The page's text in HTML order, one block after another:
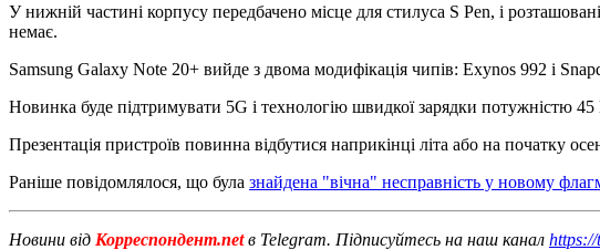
У нижній частині корпусу передбачено місце для стилуса S Pen, і
немає.
Samsung Galaxy Note 20+ вийде з двома модифікація чипів: Exynos 992 і
Новинка буде підтримувати 5G і технологію швидкої зарядки потужністю
Презентація пристроїв повинна відбутися наприкінці літа або на початку
Раніше повідомлялося, що була знайдена "вічна" несправність у новому
Новини від Корреспондент.netв Telegram. Підписуйтесь на наш канал https://